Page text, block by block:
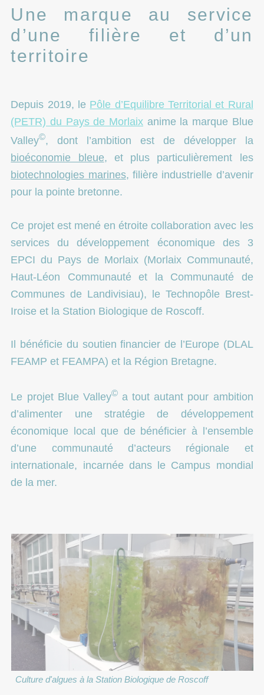
Une marque au service
d’une filière et d’un
territoire
Depuis 2019, le Pôle d’Equilibre Territorial et Rural
(PETR) du Pays de Morlaix anime la marque Blue
Valley©, dont l’ambition est de développer la
bioéconomie bleue, et plus particulièrement les
biotechnologies marines, filière industrielle d’avenir
pour la pointe bretonne.
Ce projet est mené en étroite collaboration avec les
services du développement économique des 3
EPCI du Pays de Morlaix (Morlaix Communauté,
Haut-Léon Communauté et la Communauté de
Communes de Landivisiau), le Technopôle Brest-
Iroise et la Station Biologique de Roscoff.
Il bénéficie du soutien financier de l’Europe (DLAL
FEAMP et FEAMPA) et la Région Bretagne.
Le projet Blue Valley©a tout autant pour ambition
d’alimenter une stratégie de développement
économique local que de bénéficier à l’ensemble
d’une communauté d’acteurs régionale et
internationale, incarnée dans le Campus mondial
de la mer.
Culture d'algues à la Station Biologique de Roscoff